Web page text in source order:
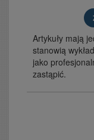
Artykuły mają
stanowią
jako
zastąpić.